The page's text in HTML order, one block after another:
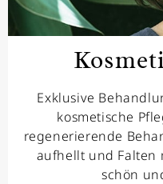
Exklusive
kosmetische
regenerierende
aufhellt und Falten
schön